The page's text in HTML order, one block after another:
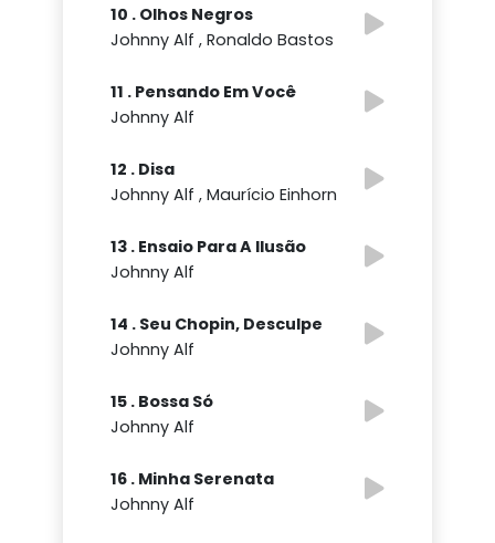
10 . Olhos Negros
Johnny Alf , Ronaldo Bastos
11 . Pensando Em Você
Johnny Alf
12 . Disa
Johnny Alf , Maurício Einhorn
13 . Ensaio Para A Ilusão
Johnny Alf
14 . Seu Chopin, Desculpe
Johnny Alf
15 . Bossa Só
Johnny Alf
16 . Minha Serenata
Johnny Alf